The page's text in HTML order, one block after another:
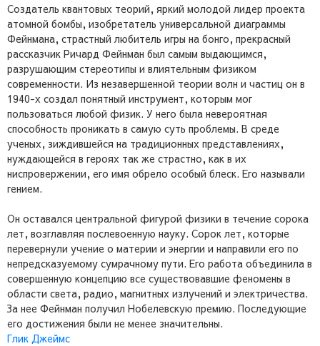
Создатель квантовых теорий, яркий молодой лидер проекта
атомной бомбы, изобретатель универсальной диаграммы
Фейнмана, страстный любитель игры на бонго, прекрасный
рассказчик Ричард Фейнман был самым выдающимся,
разрушающим стереотипы и влиятельным физиком
современности. Из незавершенной теории волн и частиц он в
1940-х создал понятный инструмент, которым мог
пользоваться любой физик. У него была невероятная
способность проникать в самую суть проблемы. В среде
ученых, зиждившейся на традиционных представлениях,
нуждающейся в героях так же страстно, как в их
ниспровержении, его имя обрело особый блеск. Его называли
гением.
Он оставался центральной фигурой физики в течение сорока
лет, возглавляя послевоенную науку. Сорок лет, которые
перевернули учение о материи и энергии и направили его по
непредсказуемому сумрачному пути. Его работа объединила в
совершенную концепцию все существовавшие феномены в
области света, радио, магнитных излучений и электричества.
За нее Фейнман получил Нобелевскую премию. Последующие
его достижения были не менее значительны.
Глик Джеймс